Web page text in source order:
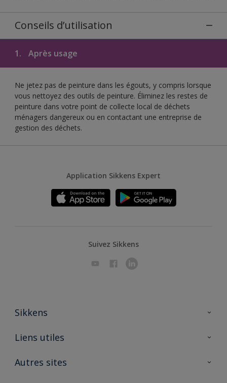
Conseils d’utilisation
1. Après usage
Ne jetez pas de peinture dans les égouts, y compris lorsque
vous nettoyez des outils de peinture. Éliminez les restes de
peinture dans votre point de collecte local de déchets
ménagers dangereux ou en contactant une entreprise de
gestion des déchets.
Application Sikkens Expert
Suivez Sikkens
Sikkens
A propos de Sikkens
Liens utiles
Ouvrir un magasin PASS
Autres sites